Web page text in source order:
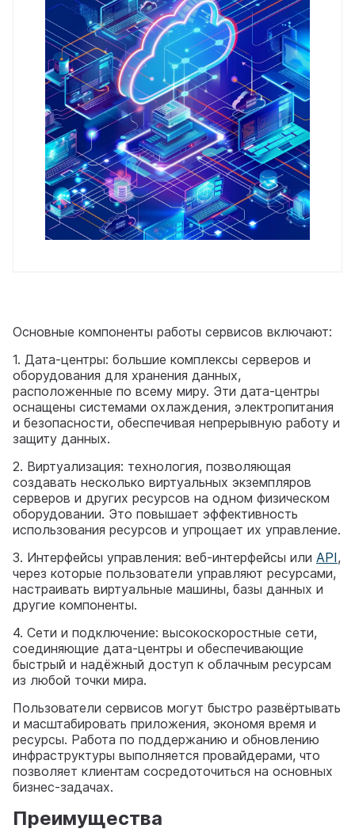
Основные компоненты работы сервисов включают:
1. Дата-центры: большие комплексы серверов и
оборудования для хранения данных,
расположенные по всему миру. Эти дата-центры
оснащены системами охлаждения, электропитания
и безопасности, обеспечивая непрерывную работу и
защиту данных.
2. Виртуализация: технология, позволяющая
создавать несколько виртуальных экземпляров
серверов и других ресурсов на одном физическом
оборудовании. Это повышает эффективность
использования ресурсов и упрощает их управление.
3. Интерфейсы управления: веб-интерфейсы или API,
через которые пользователи управляют ресурсами,
настраивать виртуальные машины, базы данных и
другие компоненты.
4. Сети и подключение: высокоскоростные сети,
соединяющие дата-центры и обеспечивающие
быстрый и надёжный доступ к облачным ресурсам
из любой точки мира.
Пользователи сервисов могут быстро развёртывать
и масштабировать приложения, экономя время и
ресурсы. Работа по поддержанию и обновлению
инфраструктуры выполняется провайдерами, что
позволяет клиентам сосредоточиться на основных
бизнес-задачах.
Преимущества